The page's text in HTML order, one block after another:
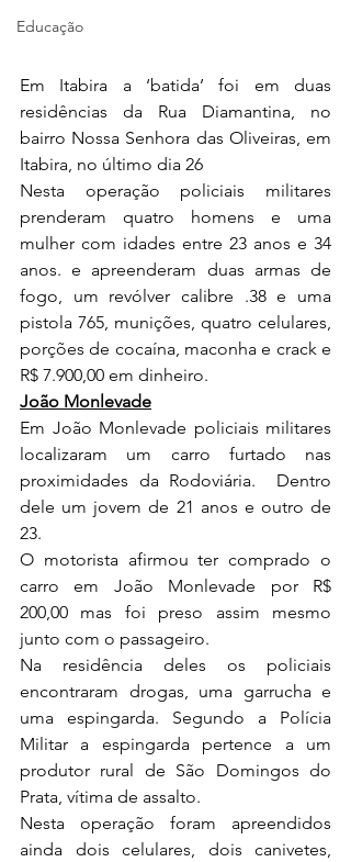
Educação
Em Itabira a ‘batida’ foi em duas
residências da Rua Diamantina, no
bairro Nossa Senhora das Oliveiras, em
Itabira, no último dia 26
Nesta operação policiais militares
prenderam quatro homens e uma
mulher com idades entre 23 anos e 34
anos. e apreenderam duas armas de
fogo, um revólver calibre .38 e uma
pistola 765, munições, quatro celulares,
porções de cocaína, maconha e crack e
R$ 7.900,00 em dinheiro.
João Monlevade
Em João Monlevade policiais militares
localizaram um carro furtado nas
proximidades da Rodoviária.  Dentro
dele um jovem de 21 anos e outro de
23.
O motorista afirmou ter comprado o
carro em João Monlevade por R$
200,00 mas foi preso assim mesmo
junto com o passageiro.
Na residência deles os policiais
encontraram drogas, uma garrucha e
uma espingarda. Segundo a Polícia
Militar a espingarda pertence a um
produtor rural de São Domingos do
Prata, vítima de assalto.
Nesta operação foram apreendidos
ainda dois celulares, dois canivetes,